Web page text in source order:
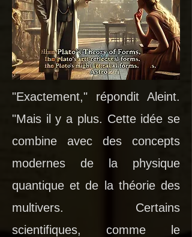
"Exactement," répondit Aleint.
"Mais il y a plus. Cette idée se
combine avec des concepts
modernes de la physique
quantique et de la théorie des
multivers. Certains
scientifiques, comme le